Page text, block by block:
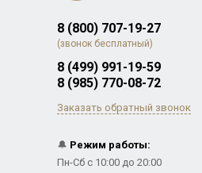
8 (800) 707-19-27
(звонок бесплатный)
8 (499) 991-19-59
8 (985) 770-08-72
Заказать обратный звонок
🔔 Режим работы:
Пн-Сб с 10:00 до 20:00